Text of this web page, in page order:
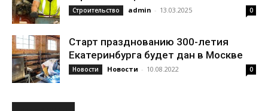
Строительство admin - 13.03.2025 0
Старт празднованию 300-летия
Екатеринбурга будет дан в Москве
Новости Новости - 10.08.2022 0